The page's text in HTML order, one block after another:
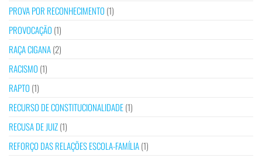
PROVA POR RECONHECIMENTO (1)
PROVOCAÇÃO (1)
RAÇA CIGANA(2)
RACISMO (1)
RAPTO (1)
RECURSO DE CONSTITUCIONALIDADE(1)
RECUSA DE JUIZ(1)
REFORÇO DAS RELAÇÕES ESCOLA-FAMÍLIA(1)